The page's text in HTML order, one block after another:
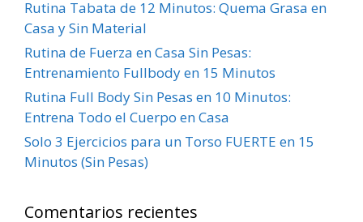
Rutina Tabata de 12 Minutos: Quema Grasa en
Casa y Sin Material
Rutina de Fuerza en Casa Sin Pesas:
Entrenamiento Fullbody en 15 Minutos
Rutina Full Body Sin Pesas en 10 Minutos:
Entrena Todo el Cuerpo en Casa
Solo 3 Ejercicios para un Torso FUERTE en 15
Minutos (Sin Pesas)
Comentarios recientes